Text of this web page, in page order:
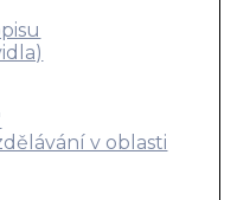
v oblasti